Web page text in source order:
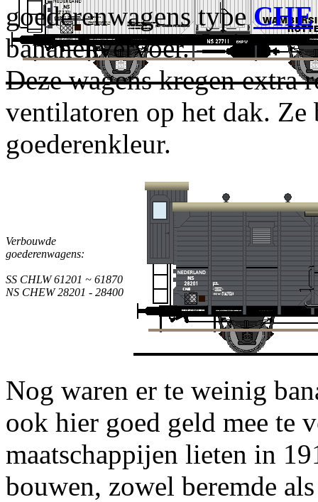
goederenwagens typeCHE
bananenvervoer.
Deze wagens kregen extra
ventilatoren op het dak. Ze
goederenkleur.
Verbouwde
goederenwagens:
SS CHLW 61201 ~ 61870
NS CHEW 28201 - 28400
Nog waren er te weinig
ook hier goed geld mee te
maatschappijen lieten in
bouwen, zowel beremde